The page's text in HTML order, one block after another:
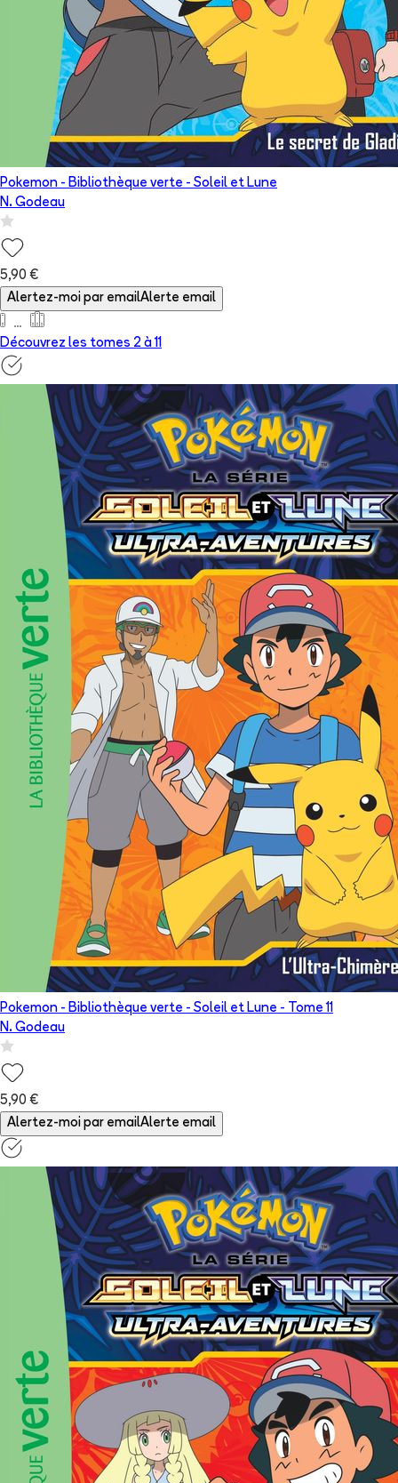
Pokemon - Bibliothèque verte - Soleil et Lune
N. Godeau
5,90 €
Alertez-moi par emailAlerte email
Découvrez les tomes 2 à 11
Pokemon - Bibliothèque verte - Soleil et Lune - Tome 11
N. Godeau
5,90 €
Alertez-moi par emailAlerte email